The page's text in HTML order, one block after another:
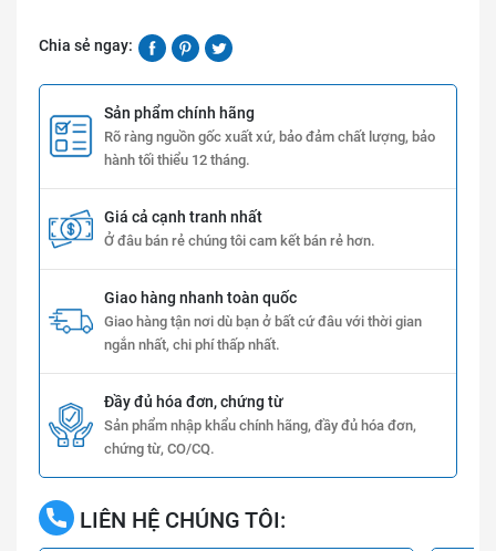
Chia sẻ ngay:
Sản phẩm chính hãng
Rõ ràng nguồn gốc xuất xứ, bảo đảm chất lượng, bảo
hành tối thiểu 12 tháng.
Giá cả cạnh tranh nhất
Ở đâu bán rẻ chúng tôi cam kết bán rẻ hơn.
Giao hàng nhanh toàn quốc
Giao hàng tận nơi dù bạn ở bất cứ đâu với thời gian
ngắn nhất, chi phí thấp nhất.
Đầy đủ hóa đơn, chứng từ
Sản phẩm nhập khẩu chính hãng, đầy đủ hóa đơn,
chứng từ, CO/CQ.
LIÊN HỆ CHÚNG TÔI: